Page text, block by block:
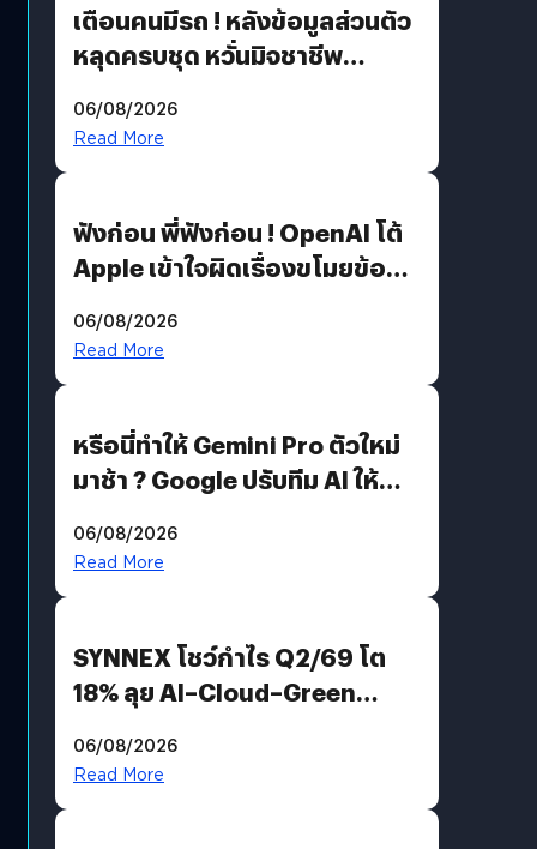
เตือนคนมีรถ ! หลังข้อมูลส่วนตัว
หลุดครบชุด หวั่นมิจชาชีพ
รหัสผ่านหลุด ไม่ใช่แฮ็กเกอร์
06/08/2026
Read More
ฟังก่อน พี่ฟังก่อน ! OpenAI โต้
Apple เข้าใจผิดเรื่องขโมยข้อมูล
06/08/2026
Read More
หรือนี่ทำให้ Gemini Pro ตัวใหม่
มาช้า ? Google ปรับทีม AI ให้
AGI
06/08/2026
Read More
SYNNEX โชว์กำไร Q2/69 โต
18% ลุย AI–Cloud–Green
Revenue เร่งเครื่อง New
06/08/2026
Read More